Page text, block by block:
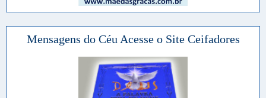
Mensagens do Céu Acesse o Site Ceifadores